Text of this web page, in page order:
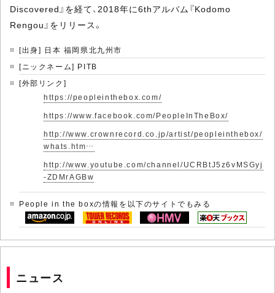
Discovered』を経て、2018年に6thアルバム『Kodomo
Rengou』をリリース。
[出身] 日本 福岡県北九州市
[ニックネーム] PITB
[外部リンク]
https://peopleinthebox.com/
https://www.facebook.com/PeopleInTheBox/
http://www.crownrecord.co.jp/artist/peopleinthebox/
whats.htm…
http://www.youtube.com/channel/UCRBtJ5z6vMSGyj
-ZDMrAGBw
People in the boxの情報を以下のサイトでもみる
ニュース